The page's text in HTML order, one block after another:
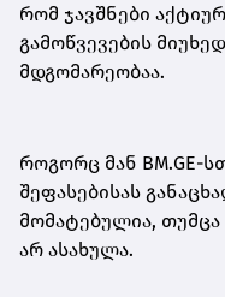
რომ ჯავშნები
გამოწვევების
მდგომარეობაა.
როგორც მან BM.GE-
შეფასებისას
მომატებულია,
არ ასახულა.